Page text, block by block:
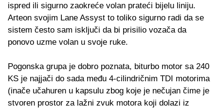
ispred ili sigurno zaokreće volan prateći bijelu liniju.
Arteon svojim Lane Assyst to toliko sigurno radi da se
sistem često sam isključi da bi prisilio vozača da
ponovo uzme volan u svoje ruke.
Pogonska grupa je dobro poznata, biturbo motor sa 240
KS je najjači do sada među 4-cilindričnim TDI motorima
(inače učahuren u kapsulu zbog koje je nečujan čime je
stvoren prostor za lažni zvuk motora koji dolazi iz